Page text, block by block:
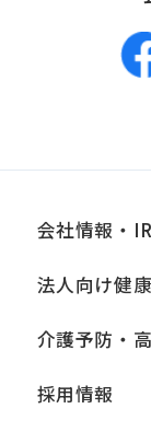
ざん、
めます
講じて
■個人情
当社は、
本人の同
しません
会社情報・
法人向け健
介護予防・
採用情報